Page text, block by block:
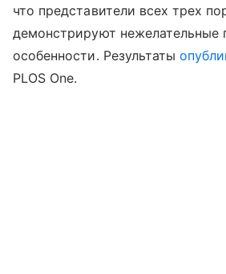
что представители всех трех
демонстрируют нежелательные
особенности. Результаты
PLOS One.